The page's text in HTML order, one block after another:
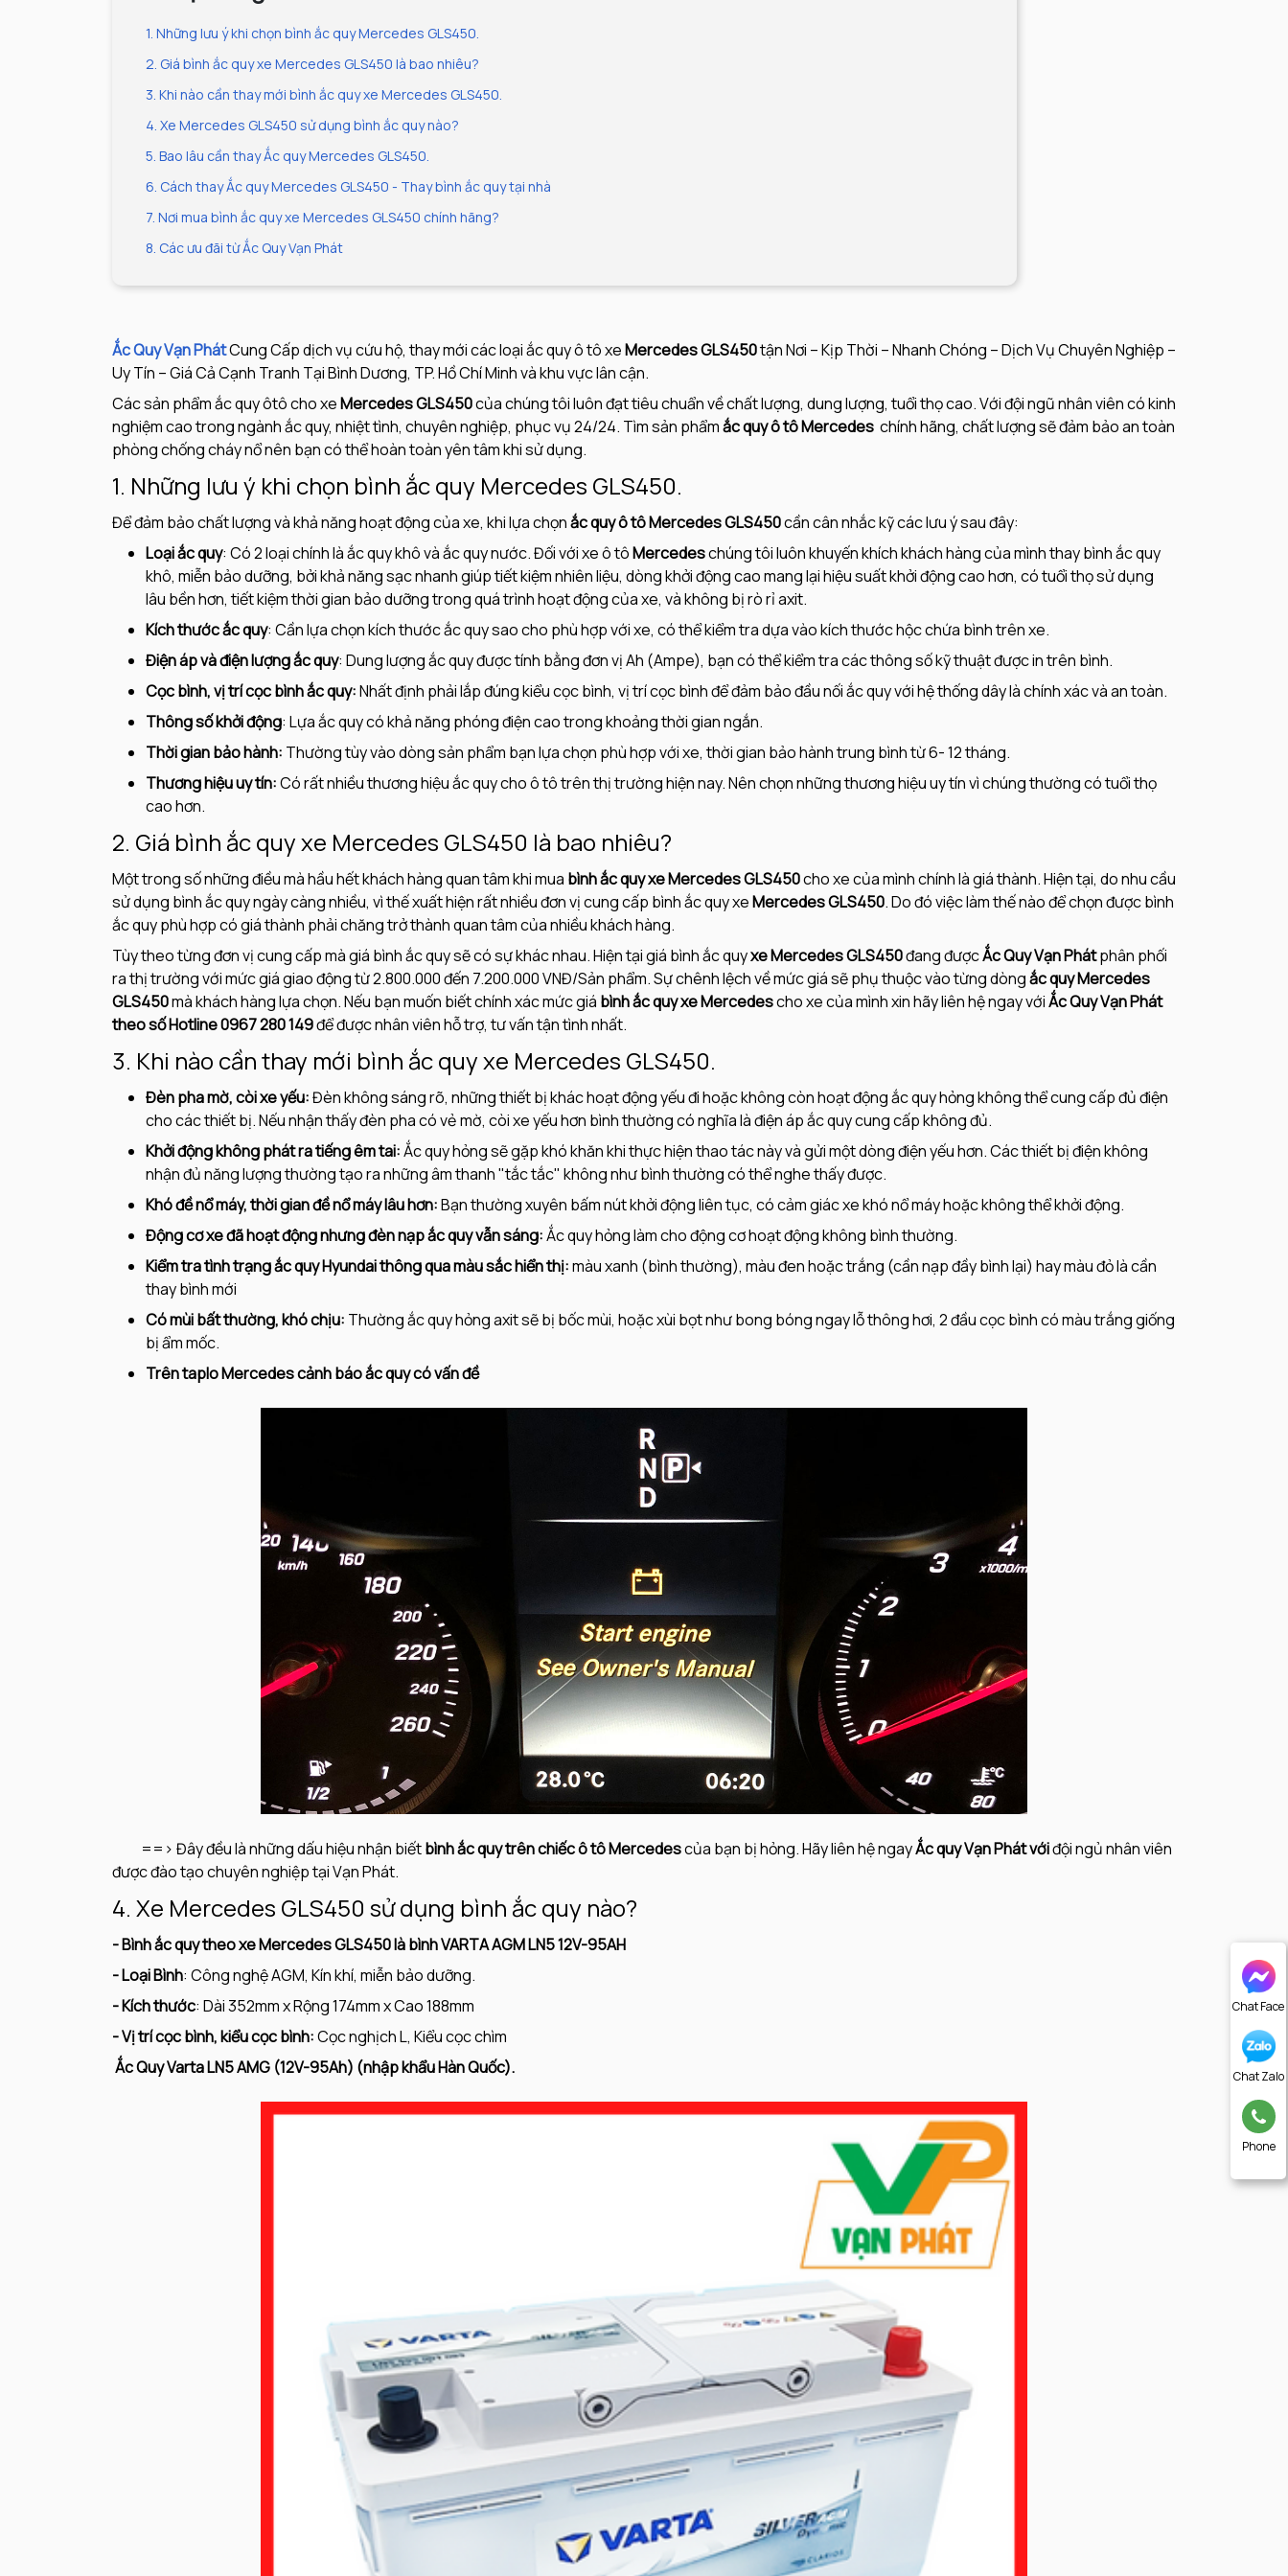
Chat Face
Chat Zalo
Phone
1. Những lưu ý khi chọn bình ắc quy Mercedes GLS450.
2. Giá bình ắc quy xe Mercedes GLS450 là bao nhiêu?
3. Khi nào cần thay mới bình ắc quy xe Mercedes GLS450.
4. Xe Mercedes GLS450 sử dụng bình ắc quy nào?
5. Bao lâu cần thay Ắc quy Mercedes GLS450.
6. Cách thay Ắc quy Mercedes GLS450 - Thay bình ắc quy tại nhà
7. Nơi mua bình ắc quy xe Mercedes GLS450 chính hãng?
8. Các ưu đãi từ Ắc Quy Vạn Phát
Ắc Quy Vạn PhátCung Cấp dịch vụ cứu hộ, thay mới các loại ắc quy ô tô xeMercedes GLS450tận Nơi – Kịp Thời – Nhanh Chóng – Dịch Vụ Chuyên Nghiệp –
Uy Tín – Giá Cả Cạnh Tranh Tại Bình Dương, TP. Hồ Chí Minh và khu vực lân cận.
Các sản phẩm ắc quy ôtô cho xeMercedes GLS450của chúng tôi luôn đạt tiêu chuẩn về chất lượng, dung lượng, tuổi thọ cao. Với đội ngũ nhân viên có kinh
nghiệm cao trong ngành ắc quy, nhiệt tình, chuyên nghiệp, phục vụ 24/24. Tìm sản phẩmắc quy ô tô Mercedes chính hãng, chất lượng sẽ đảm bảo an toàn
phòng chống cháy nổ nên bạn có thể hoàn toàn yên tâm khi sử dụng.
1. Những lưu ý khi chọn bình ắc quy Mercedes GLS450.
Để đảm bảo chất lượng và khả năng hoạt động của xe, khi lựa chọnắc quy ô tô Mercedes GLS450cần cân nhắc kỹ các lưu ý sau đây:
Loại ắc quy: Có 2 loại chính là ắc quy khô và ắc quy nước. Đối với xe ô tôMercedeschúng tôi luôn khuyến khích khách hàng của mình thay bình ắc quy
khô, miễn bảo dưỡng, bởi khả năng sạc nhanh giúp tiết kiệm nhiên liệu, dòng khởi động cao mang lại hiệu suất khởi động cao hơn, có tuổi thọ sử dụng
lâu bền hơn, tiết kiệm thời gian bảo dưỡng trong quá trình hoạt động của xe, và không bị rò rỉ axit.
Kích thước ắc quy: Cần lựa chọn kích thước ắc quy sao cho phù hợp với xe, có thể kiểm tra dựa vào kích thước hộc chứa bình trên xe.
Điện áp và điện lượng ắc quy: Dung lượng ắc quy được tính bằng đơn vị Ah (Ampe), bạn có thể kiểm tra các thông số kỹ thuật được in trên bình.
Cọc bình, vị trí cọc bình ắc quy:Nhất định phải lắp đúng kiểu cọc bình, vị trí cọc bình để đảm bảo đầu nối ắc quy với hệ thống dây là chính xác và an toàn.
Thông số khởi động: Lựa ắc quy có khả năng phóng điện cao trong khoảng thời gian ngắn.
Thời gian bảo hành: Thường tùy vào dòng sản phẩm bạn lựa chọn phù hợp với xe, thời gian bảo hành trung bình từ 6- 12 tháng.
Thương hiệu uy tín:Có rất nhiều thương hiệu ắc quy cho ô tô trên thị trường hiện nay. Nên chọn những thương hiệu uy tín vì chúng thường có tuổi thọ
cao hơn.
2. Giá bình ắc quy xe Mercedes GLS450 là bao nhiêu?
Một trong số những điều mà hầu hết khách hàng quan tâm khi mua bình ắc quy xe Mercedes GLS450cho xe của mình chính là giá thành. Hiện tại, do nhu cầu
sử dụng bình ắc quy ngày càng nhiều, vì thế xuất hiện rất nhiều đơn vị cung cấp bình ắc quy xeMercedes GLS450. Do đó việc làm thế nào để chọn được bình
ắc quy phù hợp có giá thành phải chăng trở thành quan tâm của nhiều khách hàng.
Tùy theo từng đơn vị cung cấp mà giá bình ắc quy sẽ có sự khác nhau. Hiện tại giá bình ắc quyxe Mercedes GLS450đang đượcẮc Quy Vạn Phátphân phối
ra thị trường với mức giá giao động từ 2.800.000 đến 7.200.000 VNĐ/Sản phẩm. Sự chênh lệch về mức giá sẽ phụ thuộc vào từng dòngắc quy Mercedes
GLS450mà khách hàng lựa chọn. Nếu bạn muốn biết chính xác mức giá bình ắc quy xe Mercedescho xe của mình xin hãy liên hệ ngay vớiẮc Quy Vạn Phát
theo số Hotline 0967 280 149để được nhân viên hỗ trợ, tư vấn tận tình nhất.
3. Khi nào cần thay mới bình ắc quy xe Mercedes GLS450.
Đèn pha mờ, còi xe yếu:Đèn không sáng rõ, những thiết bị khác hoạt động yếu đi hoặc không còn hoạt động ắc quy hỏng không thể cung cấp đủ điện
cho các thiết bị. Nếu nhận thấy đèn pha có vẻ mờ, còi xe yếu hơn bình thường có nghĩa là điện áp ắc quy cung cấp không đủ.
Khởi động không phát ra tiếng êm tai:Ắc quy hỏng sẽ gặp khó khăn khi thực hiện thao tác này và gửi một dòng điện yếu hơn. Các thiết bị điện không
nhận đủ năng lượng thường tạo ra những âm thanh "tắc tắc" không như bình thường có thể nghe thấy được.
Khó đề nổ máy, thời gian đề nổ máy lâu hơn:Bạn thường xuyên bấm nút khởi động liên tục, có cảm giác xe khó nổ máy hoặc không thể khởi động.
Động cơ xe đã hoạt động nhưng đèn nạp ắc quy vẫn sáng:Ắc quy hỏng làm cho động cơ hoạt động không bình thường.
Kiểm tra tình trạng ắc quy Hyundai thông qua màu sắc hiển thị:màu xanh (bình thường), màu đen hoặc trắng (cần nạp đầy bình lại) hay màu đỏ là cần
thay bình mới
Có mùi bất thường, khó chịu: Thường ắc quy hỏng axit sẽ bị bốc mùi, hoặc xùi bọt như bong bóng ngay lỗ thông hơi, 2 đầu cọc bình có màu trắng giống
bị ẩm mốc.
Trên taplo Mercedes cảnh báo ắc quy có vấn đề
==> Đây đều là những dấu hiệu nhận biếtbìnhắc quy trên chiếc ô tô Mercedescủa bạn bị hỏng. Hãy liên hệ ngayẮc quy Vạn Phát vớiđội ngủ nhân viên
được đào tạo chuyên nghiệp tại Vạn Phát.
4. Xe Mercedes GLS450 sử dụng bình ắc quy nào?
- Bình ắc quy theo xe Mercedes GLS450 là bình VARTA AGM LN5 12V-95AH
- Loại Bình: Công nghệ AGM, Kín khí, miễn bảo dưỡng.
- Kích thước: Dài 352mm x Rộng 174mm x Cao 188mm
- Vị trí cọc bình, kiểu cọc bình:Cọc nghịch L, Kiểu cọc chìm
Ắc Quy Varta LN5 AMG (12V-95Ah) (nhập khẩu Hàn Quốc).